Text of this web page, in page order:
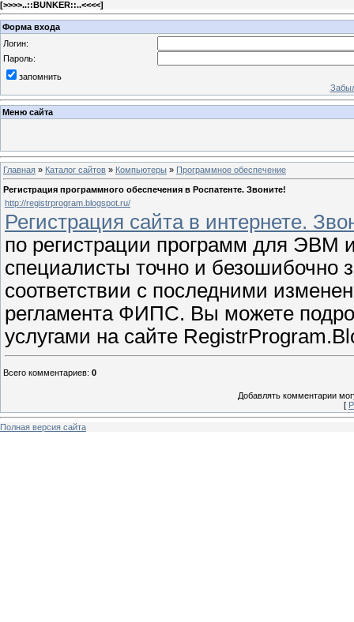
[>>>>..::BUNKER::..<<<<]
Форма входа
Логин:
Пароль:
запомнить
Меню сайта
Главная » Каталог сайтов » Компьютеры » Программное обеспечение
Регистрация программного обеспечения в Роспатенте. Звоните!
http://registrprogram.blogspot.ru/
Регистрация сайта в интернете.
по регистрации программ для ЭВМ
специалисты точно и безошибочно
соответствии с последними
регламента ФИПС. Вы можете
услугами на сайте
Всего комментариев: 0
Добавлять комментарии
[
Полная версия сайта